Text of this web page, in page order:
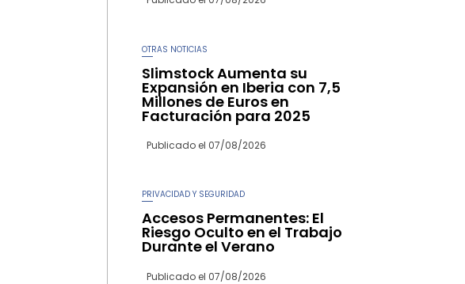
OTRAS NOTICIAS
Slimstock Aumenta su
Expansión en Iberia con 7,5
Millones de Euros en
Facturación para 2025
Publicado el 07/08/2026
PRIVACIDAD Y SEGURIDAD
Accesos Permanentes: El
Riesgo Oculto en el Trabajo
Durante el Verano
Publicado el 07/08/2026